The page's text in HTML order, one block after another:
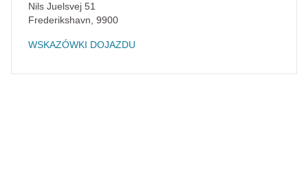
Nils Juelsvej 51
Frederikshavn 9900
WSKAZÓWKI DOJAZDU